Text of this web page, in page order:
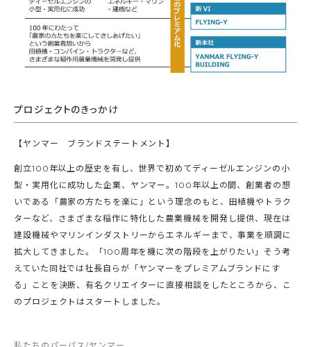
プロジェクトのきっかけ
【ヤンマー ブランドステートメント】
創立100年以上の歴史を有し、世界で初めてディーゼルエンジンの小
型・実用化に成功した企業、ヤンマー。100年以上の間、創業者の想
いである「農家の方たちを楽に」という理念のもと、田植機やトラク
ターなど、さまざまな稲作に特化した農業機械を開発し提供、現在は
建設機械やマリンインダストリーからエネルギーまで、事業を順調に
拡大してきました。「100周年を機に次の階段を上がりたい」そう考
えていた同社では社長自らが「ヤンマーをプレミアムブランドにす
る」ことを決断、有名クリエイターに直接相談をしたところから、こ
のプロジェクトはスタートしました。